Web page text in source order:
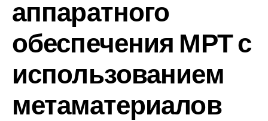
аппаратного
обеспечения МРТ с
использованием
метаматериалов